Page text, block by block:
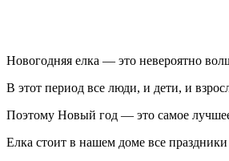
Новогодняя елка — это невероятно
В этот период все люди, и дети, и
Поэтому Новый год — это самое лучшее
Елка стоит в нашем доме все